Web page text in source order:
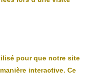
pour que notre site
interactive. Ce